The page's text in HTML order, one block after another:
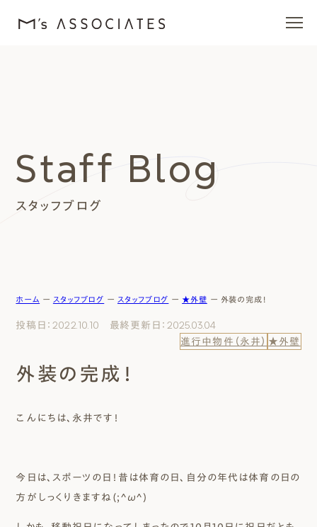
エムズを愛する人たち
施工事例
エムズのこと
0120-40-6613
モデルハウスを見る
ファーストプランを試す
スタッフブログ
Staff Blog
ホーム ー スタッフブログ ー スタッフブログ ー ★外壁 ー 外装の完成！
投稿日：2022.10.10 最終更新日：2025.03.04
進行中物件（永井） ★外壁
外装の完成！
こんにちは、永井です！
今日は、スポーツの日！昔は体育の日、自分の年代は体育の日の
方がしっくりきますね(;^ω^)